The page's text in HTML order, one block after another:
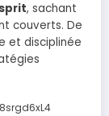
, sachant
couverts. De
et disciplinée